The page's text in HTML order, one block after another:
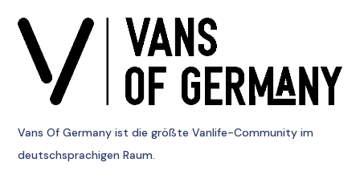
Vans Of Germany ist die größte Vanlife-Community im
deutschsprachigen Raum.